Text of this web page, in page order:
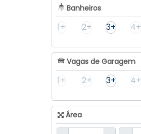
Banheiros
1+ 2+ 3+ 4+
Vagas de Garagem
1+ 2+ 3+ 4+
Área